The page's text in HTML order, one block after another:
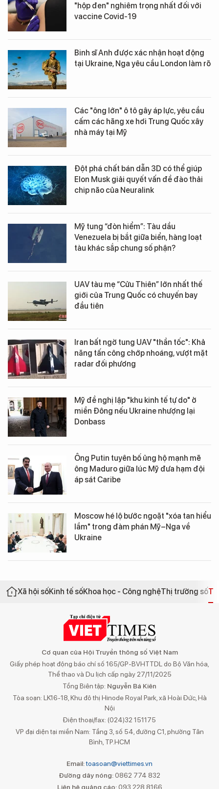
"hộp đen" nghiêm trọng nhất đối với
vaccine Covid-19
Binh sĩ Anh được xác nhận hoạt động
tại Ukraine, Nga yêu cầu London làm rõ
Các "ông lớn" ô tô gây áp lực, yêu cầu
cấm các hãng xe hơi Trung Quốc xây
nhà máy tại Mỹ
Đột phá chất bán dẫn 3D có thể giúp
Elon Musk giải quyết vấn đề đào thải
chip não của Neuralink
Mỹ tung “đòn hiểm”: Tàu dầu
Venezuela bị bắt giữa biển, hàng loạt
tàu khác sắp chung số phận?
UAV tàu mẹ “Cửu Thiên” lớn nhất thế
giới của Trung Quốc có chuyến bay
đầu tiên
Iran bất ngờ tung UAV "thần tốc": Khả
năng tấn công chớp nhoáng, vượt mặt
radar đối phương
Mỹ đề nghị lập "khu kinh tế tự do" ở
miền Đông nếu Ukraine nhượng lại
Donbass
Ông Putin tuyên bố ủng hộ mạnh mẽ
ông Maduro giữa lúc Mỹ đưa hạm đội
áp sát Caribe
Moscow hé lộ bước ngoặt "xóa tan hiểu
lầm" trong đàm phán Mỹ–Nga về
Ukraine
Xã hội sốKinh tế sốKhoa học - Công nghệThị trường số
Cơ quan của Hội Truyền thông số Việt Nam
Giấy phép hoạt động báo chí số 165/GP-BVHTTDL do Bộ Văn hóa,
Thể thao và Du lịch cấp ngày 27/11/2025
Tổng Biên tập: Nguyễn Bá Kiên
Tòa soạn: LK16-18, Khu đô thị Hinode Royal Park, xã Hoài Đức, Hà
Nội
Điện thoại/fax: (024)32 151175
VP đại diện tại miền Nam: Tầng 3, số 54, đường C1, phường Tân
Bình, TP.HCM
Email:toasoan@viettimes.vn
Đường dây nóng: 0862 774 832
Liên hệ quảng cáo:093 228 8166